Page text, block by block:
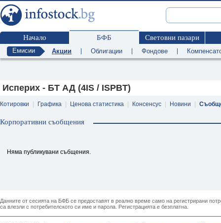
Начало БФБ Световни пазари
Емисии Акции Облигации Фондове
Исперих - БТ АД (4IS / ISPBT)
Котировки Графика Ценова статистика Консенсус Новини
Корпоративни съобщения
Няма публикувани събщения.
Данните от сесията на БФБ се предоставят в реално време само на регистрирани
са влезли с потребителското си име и парола. Регистрацията е безплатна.